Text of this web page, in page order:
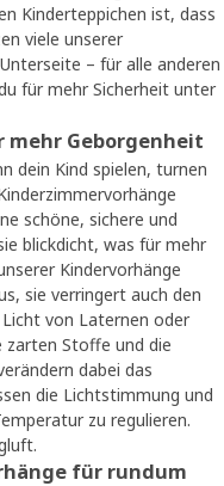
Kinderteppichen ist, dass
viele unserer
– für alle anderen
für mehr Sicherheit unter
mehr Geborgenheit
dein Kind spielen, turnen
schöne, sichere und
blickdicht, was für mehr
Kindervorhänge
sie verringert auch den
von Laternen oder
zarten Stoffe und die
dabei das
die Lichtstimmung und
zu regulieren.
für rundum